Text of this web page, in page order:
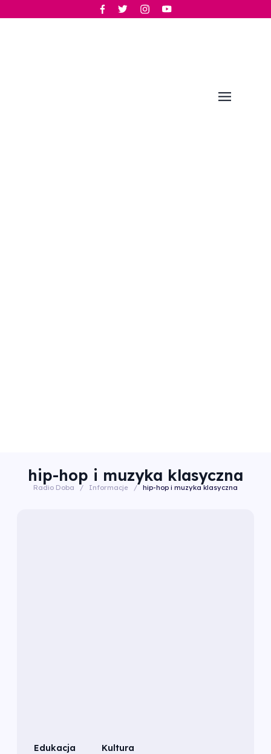
hip-hop i muzyka klasyczna
Radio Doba / Informacje / hip-hop i muzyka klasyczna
Edukacja Kultura